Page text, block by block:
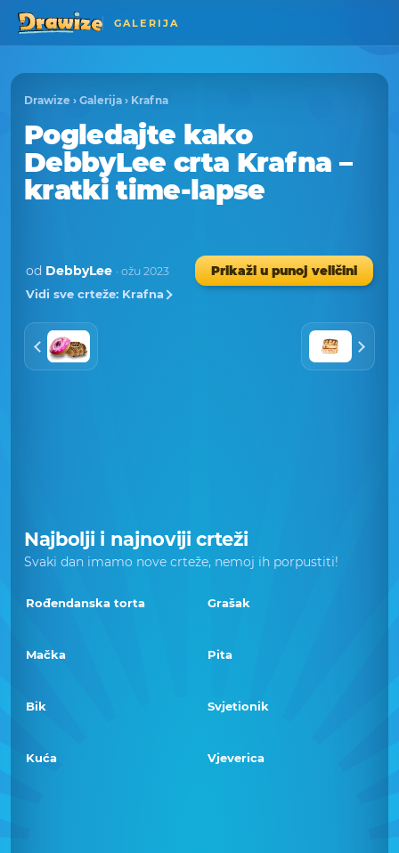
GALERIJA
Drawize › Galerija › Krafna
Pogledajte kako
DebbyLee crta Krafna –
kratki time-lapse
od DebbyLee · ožu 2023
Prikaži u punoj veličini
Vidi sve crteže: Krafna
Najbolji i najnoviji crteži
Svaki dan imamo nove crteže, nemoj ih porpustiti!
Rođendanska torta Grašak
Mačka Pita
Bik Svjetionik
Kuća Vjeverica